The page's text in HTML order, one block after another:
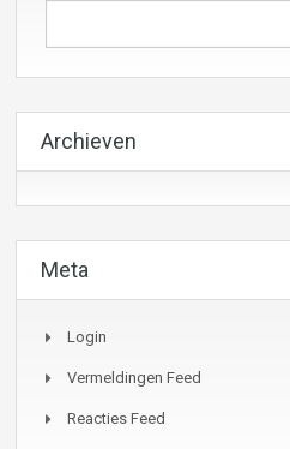
Archieven
Meta
Login
Vermeldingen Feed
Reacties Feed